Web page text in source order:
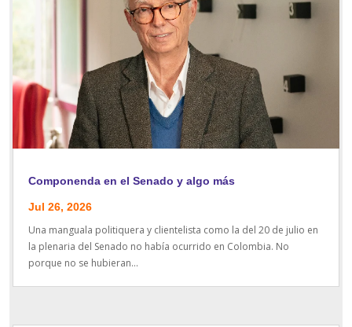
Componenda en el Senado y algo más
Jul 26, 2026
Una manguala politiquera y clientelista como la del 20 de julio en
la plenaria del Senado no había ocurrido en Colombia. No
porque no se hubieran...